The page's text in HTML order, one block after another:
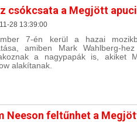
csókcsata a Megjött
28 13:39:00
7-én kerül a hazai
amiben Mark Wahlberg-
a nagypapák is, akiket
alakítanak.
Neeson feltűnhet a